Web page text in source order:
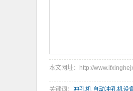
本文网址：http://
关键词： 冲孔机,自动冲孔机设